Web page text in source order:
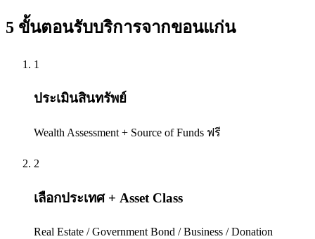
5 ขั้นตอนรับบริการจากขอนแก่น
1
ประเมินสินทรัพย์
Wealth Assessment + Source of Funds ฟรี
2
เลือกประเทศ + Asset Class
Real Estate / Government Bond / Business / Donation